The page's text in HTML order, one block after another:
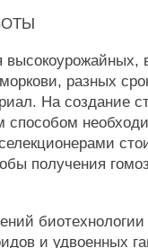
высокоурожайных,
разных
На создание
получения
биотехнологии
и удвоенных